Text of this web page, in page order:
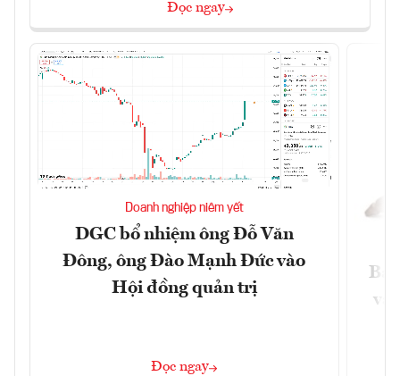
Đọc ngay
Doanh nghiệp niêm yết
DGC bổ nhiệm ông Đỗ Văn
Đông, ông Đào Mạnh Đức vào
Hội đồng quản trị
Đọc ngay
và